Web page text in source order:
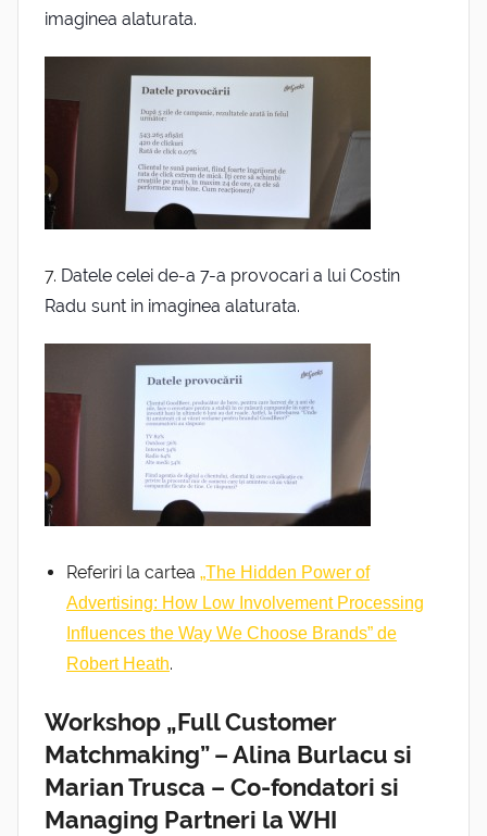
imaginea alaturata.
7. Datele celei de-a 7-a provocari a lui Costin
Radu sunt in imaginea alaturata.
Referiri la cartea „The Hidden Power of
Advertising: How Low Involvement Processing
Influences the Way We Choose Brands” de
Robert Heath.
Workshop „Full Customer
Matchmaking” – Alina Burlacu si
Marian Trusca – Co-fondatori si
Managing Partneri la WHI